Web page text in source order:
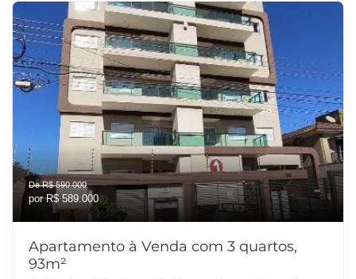
De R$ 590.000
por R$ 589.000
Apartamento à Venda com 3 quartos,
93m²